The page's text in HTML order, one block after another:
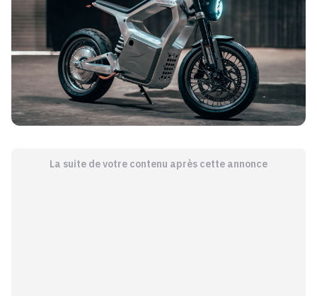
La suite de votre contenu après cette annonce